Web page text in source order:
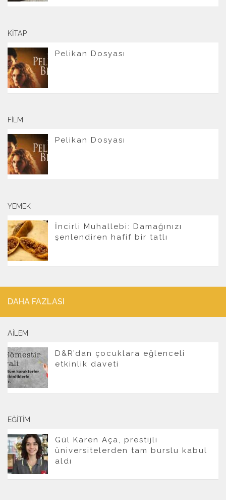
KITAP
Pelikan Dosyası
FILM
Pelikan Dosyası
YEMEK
İncirli Muhallebi: Damağınızı
şenlendiren hafif bir tatlı
DAHA FAZLASI
AILEM
D&R’dan çocuklara eğlenceli
etkinlik daveti
EĞITIM
Gül Karen Aça, prestijli
üniversitelerden tam burslu kabul
aldı